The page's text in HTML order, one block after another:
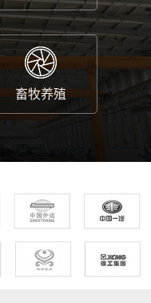
畜牧养殖